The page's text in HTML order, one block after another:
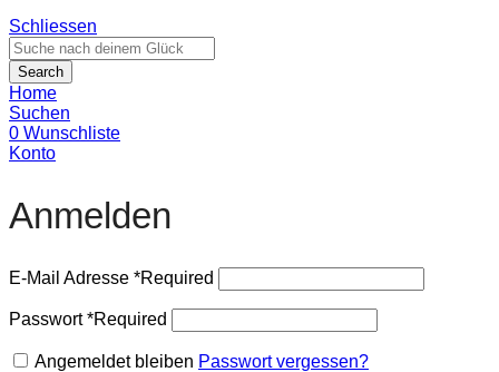
Schliessen
Search
Home
Suchen
0 Wunschliste
Konto
Anmelden
E-Mail Adresse *Required
Passwort*Required
Angemeldet bleiben Passwort vergessen?